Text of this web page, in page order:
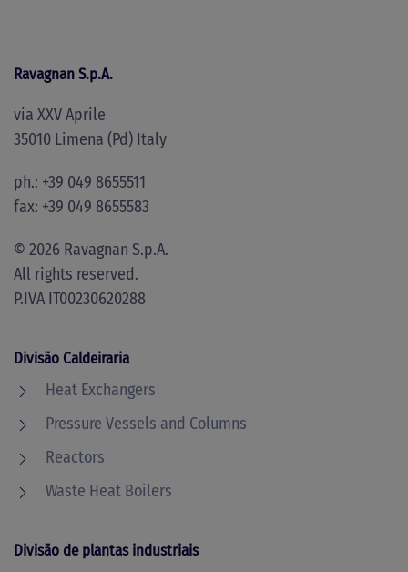
Ravagnan S.p.A.
via XXV Aprile
35010 Limena (Pd) Italy
ph.: +39 049 8655511
fax: +39 049 8655583
© 2026 Ravagnan S.p.A.
All rights reserved.
P.IVA IT00230620288
Divisão Caldeiraria
Heat Exchangers
Pressure Vessels and Columns
Reactors
Waste Heat Boilers
Divisão de plantas industriais